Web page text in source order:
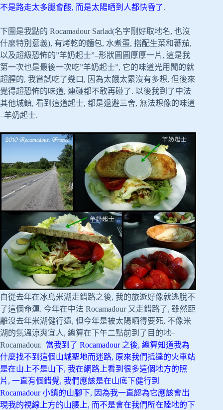
不是路走太多腿會酸, 而是太陽晒到人都快昏了.
下圖是我點的 Rocamadour Sarlad(名字剛好取地名, 也沒
什麼特別意義), 有烤乾的麵包, 水煮蛋, 搭配生菜和蕃茄,
以及超級恐怖的”羊奶起士”–形狀圓圓厚厚一片, 這是我
第一次也是最後一次吃”羊奶起士”, 它的味道光用聞的就
超腥的, 我嘗試吃了幾口, 因為太餓太累沒有多想, 但後來
覺得超恐怖的味道, 連碰都不敢再碰了. 以後我到了中法
其他城鎮, 看到這道起士, 都是退避三舍, 無法想像的味道
–羊奶起士.
自從去年在冰島米湖走錯路之後, 我的旅遊好像就逃脫不
了這個命運. 今年在中法 Rocamadour 又走錯路了, 雖然距
離沒去年米湖健行遠, 但今年是被太陽晒得要死, 不像米
湖的氣溫涼爽宜人, 總算在下午二點前到了目的地–
Rocamadour. 當我到了 Rocamadour 之後, 總算知道我為
什麼找不到這個山城聖地而迷路, 原來我們抵達的火車站
是在山上不是山下, 我在網路上看到很多這個地方的照
片, 一直有個錯覺, 我們應該是在山底下健行到
Rocamadour 小鎮的山腳下, 因為我一直認為它應該會出
現我的視線上方的山腰上, 而不是會在我們所在陸地的下